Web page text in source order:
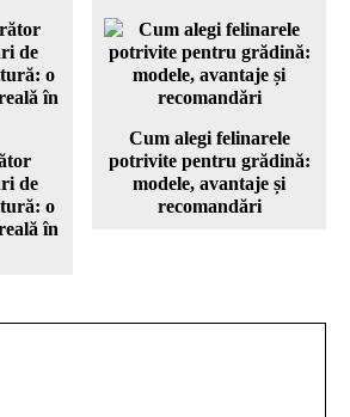
de
o
în
Cum alegi felinarele
potrivite pentru grădină:
modele, avantaje și
recomandări